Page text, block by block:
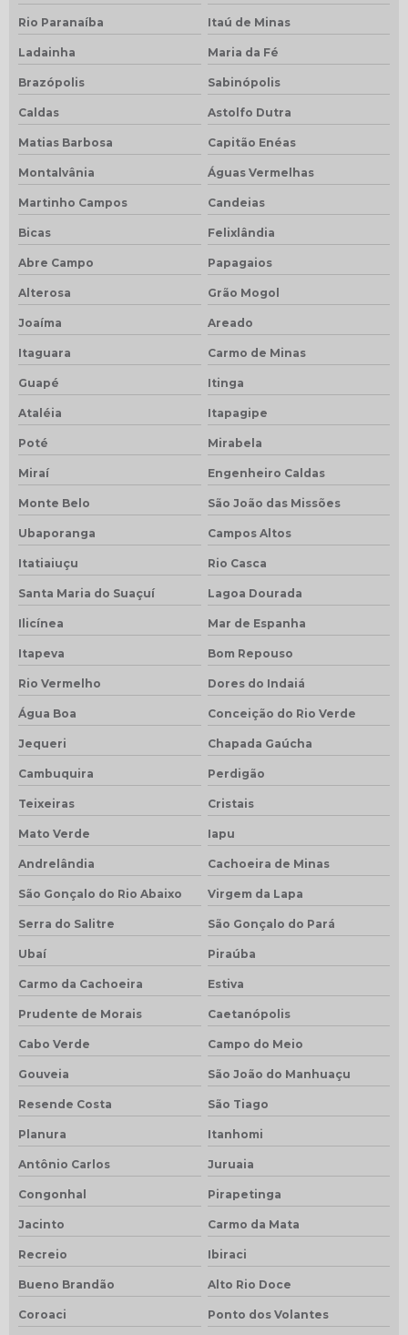
Rio Paranaíba Itaú de Minas
Ladainha Maria da Fé
Brazópolis Sabinópolis
Caldas Astolfo Dutra
Matias Barbosa Capitão Enéas
Montalvânia Águas Vermelhas
Martinho Campos Candeias
Bicas Felixlândia
Abre Campo Papagaios
Alterosa Grão Mogol
Joaíma Areado
Itaguara Carmo de Minas
Guapé Itinga
Ataléia Itapagipe
Poté Mirabela
Miraí Engenheiro Caldas
Monte Belo São João das Missões
Ubaporanga Campos Altos
Itatiaiuçu Rio Casca
Santa Maria do Suaçuí Lagoa Dourada
Ilicínea Mar de Espanha
Itapeva Bom Repouso
Rio Vermelho Dores do Indaiá
Água Boa Conceição do Rio Verde
Jequeri Chapada Gaúcha
Cambuquira Perdigão
Teixeiras Cristais
Mato Verde Iapu
Andrelândia Cachoeira de Minas
São Gonçalo do Rio Abaixo Virgem da Lapa
Serra do Salitre São Gonçalo do Pará
Ubaí Piraúba
Carmo da Cachoeira Estiva
Prudente de Morais Caetanópolis
Cabo Verde Campo do Meio
Gouveia São João do Manhuaçu
Resende Costa São Tiago
Planura Itanhomi
Antônio Carlos Juruaia
Congonhal Pirapetinga
Jacinto Carmo da Mata
Recreio Ibiraci
Bueno Brandão Alto Rio Doce
Coroaci Ponto dos Volantes